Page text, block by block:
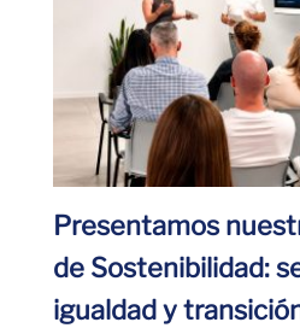
Presentamos
de Sostenibilidad:
igualdad y